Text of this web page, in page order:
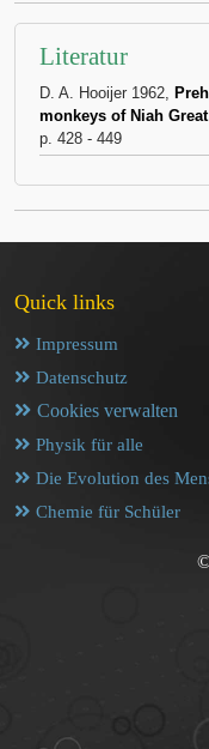
Literatur
D. A. Hooijer 1962,
monkeys of Niah
p. 428 - 449
Quick links
Impressum
Datenschutz
Cookies verwalten
Physik für alle
Die Evolution des
Chemie für Schüler